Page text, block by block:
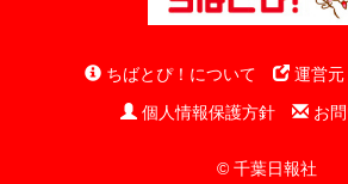
ちばとぴ！について 運営元
個人情報保護方針
お
© 千葉日報社